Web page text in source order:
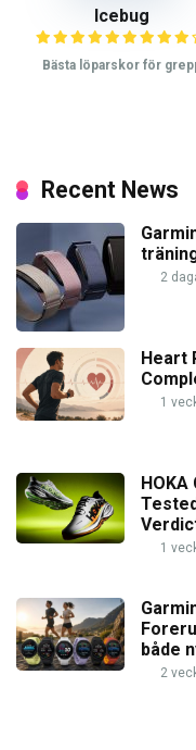
Icebug
Bästa löparskor för
Recent News
2
Heart
1
HOKA
1
både
2